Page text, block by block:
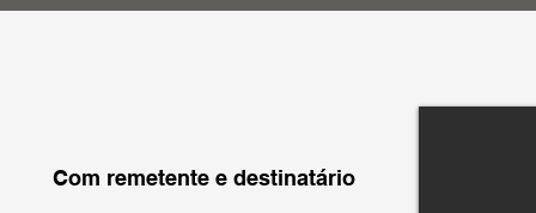
Com remetente e destinatário